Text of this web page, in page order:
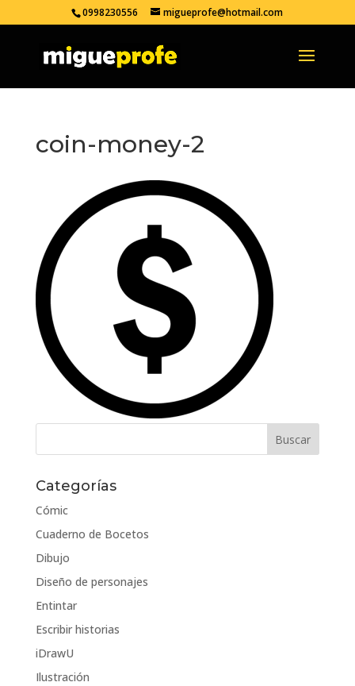
0998230556 migueprofe@hotmail.com
coin-money-2
Categorías
Cómic
Cuaderno de Bocetos
Dibujo
Diseño de personajes
Entintar
Escribir historias
iDrawU
Ilustración